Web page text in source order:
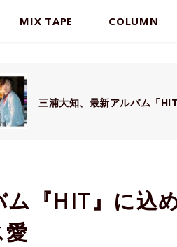
MIX TAPE COLUMN
三浦大知、最新アルバム「
『HIT』に込